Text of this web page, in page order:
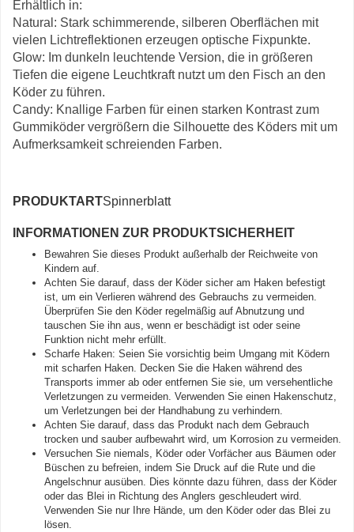
Erhältlich in:
Natural: Stark schimmerende, silberen Oberflächen mit
vielen Lichtreflektionen erzeugen optische Fixpunkte.
Glow: Im dunkeln leuchtende Version, die in größeren
Tiefen die eigene Leuchtkraft nutzt um den Fisch an den
Köder zu führen.
Candy: Knallige Farben für einen starken Kontrast zum
Gummiköder vergrößern die Silhouette des Köders mit um
Aufmerksamkeit schreienden Farben.
PRODUKTARTSpinnerblatt
INFORMATIONEN ZUR PRODUKTSICHERHEIT
Bewahren Sie dieses Produkt außerhalb der Reichweite von
Kindern auf.
Achten Sie darauf, dass der Köder sicher am Haken befestigt
ist, um ein Verlieren während des Gebrauchs zu vermeiden.
Überprüfen Sie den Köder regelmäßig auf Abnutzung und
tauschen Sie ihn aus, wenn er beschädigt ist oder seine
Funktion nicht mehr erfüllt.
Scharfe Haken: Seien Sie vorsichtig beim Umgang mit Ködern
mit scharfen Haken. Decken Sie die Haken während des
Transports immer ab oder entfernen Sie sie, um versehentliche
Verletzungen zu vermeiden. Verwenden Sie einen Hakenschutz,
um Verletzungen bei der Handhabung zu verhindern.
Achten Sie darauf, dass das Produkt nach dem Gebrauch
trocken und sauber aufbewahrt wird, um Korrosion zu vermeiden.
Versuchen Sie niemals, Köder oder Vorfächer aus Bäumen oder
Büschen zu befreien, indem Sie Druck auf die Rute und die
Angelschnur ausüben. Dies könnte dazu führen, dass der Köder
oder das Blei in Richtung des Anglers geschleudert wird.
Verwenden Sie nur Ihre Hände, um den Köder oder das Blei zu
lösen.